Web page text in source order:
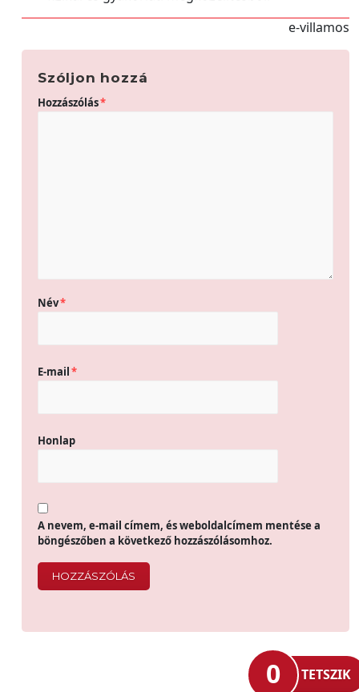
e-villamos
Szóljon hozzá
Hozzászólás*
Név*
E-mail*
Honlap
A nevem, e-mail címem, és weboldalcímem mentése a
böngészőben a következő hozzászólásomhoz.
0 TETSZIK